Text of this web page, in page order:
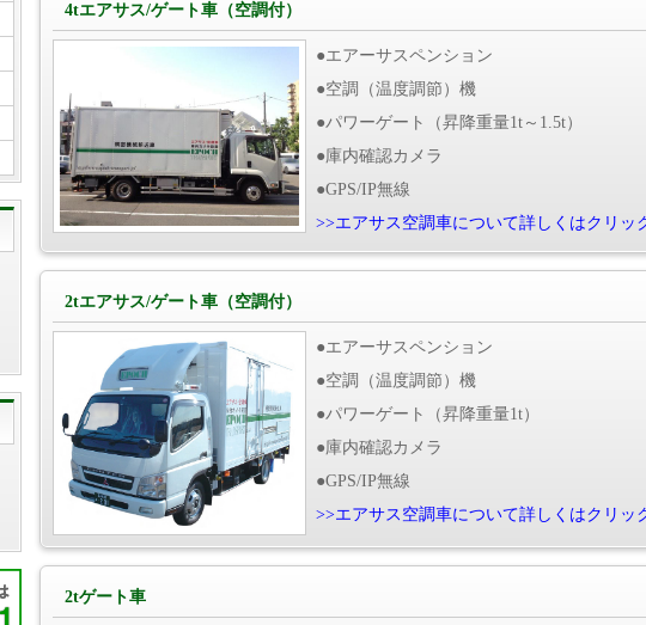
4tエアサス/ゲート車（空調付）
●エアーサスペンション
●空調（温度調節）機
●パワーゲート（昇降重量1t～1.5t）
●庫内確認カメラ
●GPS/IP無線
>>エアサス空調車について詳しくはクリッ
2tエアサス/ゲート車（空調付）
●エアーサスペンション
●空調（温度調節）機
●パワーゲート（昇降重量1t）
●庫内確認カメラ
●GPS/IP無線
>>エアサス空調車について詳しくはクリッ
2tゲート車